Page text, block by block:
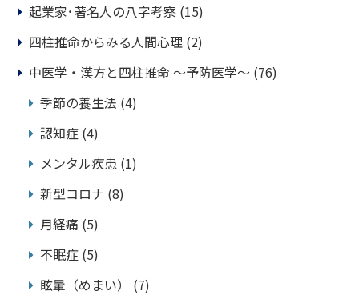
起業家･著名人の八字考察 (15)
四柱推命からみる人間心理 (2)
中医学・漢方と四柱推命 ～予防医学～ (76)
季節の養生法 (4)
認知症 (4)
メンタル疾患 (1)
新型コロナ (8)
月経痛 (5)
不眠症 (5)
眩暈（めまい）
(7)